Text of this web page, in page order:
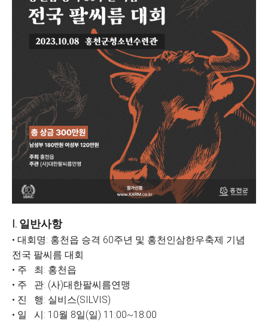
I. 일반사항
• 대회명: 홍천읍 승격 60주년 및 홍천인삼한우축제 기념
전국 팔씨름 대회
• 주 최: 홍천읍
• 주 관: (사)대한팔씨름연맹
• 진 행: 실비스(SILVIS)
• 일 시: 10월 8일(일) 11:00~18:00